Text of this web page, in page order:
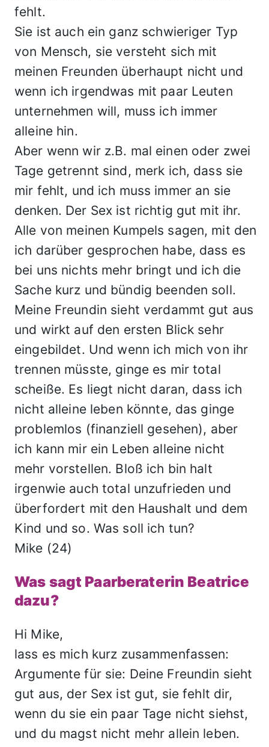
fehlt.
Sie ist auch ein ganz schwieriger Typ
von Mensch, sie versteht sich mit
meinen Freunden überhaupt nicht und
wenn ich irgendwas mit paar Leuten
unternehmen will, muss ich immer
alleine hin.
Aber wenn wir z.B. mal einen oder zwei
Tage getrennt sind, merk ich, dass sie
mir fehlt, und ich muss immer an sie
denken. Der Sex ist richtig gut mit ihr.
Alle von meinen Kumpels sagen, mit den
ich darüber gesprochen habe, dass es
bei uns nichts mehr bringt und ich die
Sache kurz und bündig beenden soll.
Meine Freundin sieht verdammt gut aus
und wirkt auf den ersten Blick sehr
eingebildet. Und wenn ich mich von ihr
trennen müsste, ginge es mir total
scheiße. Es liegt nicht daran, dass ich
nicht alleine leben könnte, das ginge
problemlos (finanziell gesehen), aber
ich kann mir ein Leben alleine nicht
mehr vorstellen. Bloß ich bin halt
irgenwie auch total unzufrieden und
überfordert mit den Haushalt und dem
Kind und so. Was soll ich tun?
Mike (24)
Was sagt Paarberaterin Beatrice
dazu?
Hi Mike,
lass es mich kurz zusammenfassen:
Argumente für sie: Deine Freundin sieht
gut aus, der Sex ist gut, sie fehlt dir,
wenn du sie ein paar Tage nicht siehst,
und du magst nicht mehr allein leben.